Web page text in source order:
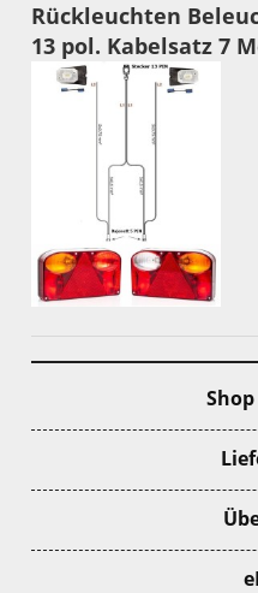
Rückleuchten
13 pol. Kabelsatz 7